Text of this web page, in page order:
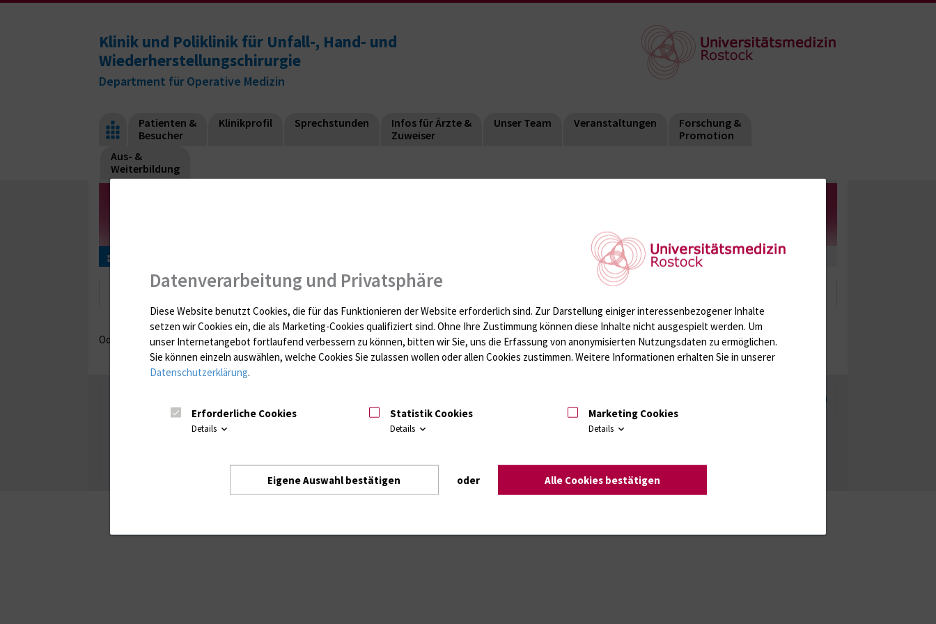
Klinik und Poliklinik für Unfall-, Hand- und
Wiederherstellungschirurgie
Department für Operative Medizin
Patienten &
Besucher
Klinikprofil Sprechstunden
Infos für Ärzte &
Zuweiser
Unser Team Veranstaltungen
Forschung &
Promotion
Aus- &
Weiterbildung
Suche
Oops, an error occurred! Code: 202608070913036e271fb3
Besuchen Sie uns
LinkedIn
Xing
Datenverarbeitung und Privatsphäre
Diese Website benutzt Cookies, die für das Funktionieren der Website erforderlich sind. Zur Darstellung einiger interessenbezogener Inhalte
setzen wir Cookies ein, die als Marketing-Cookies qualifiziert sind. Ohne Ihre Zustimmung können diese Inhalte nicht ausgespielt werden. Um
unser Internetangebot fortlaufend verbessern zu können, bitten wir Sie, uns die Erfassung von anonymisierten Nutzungsdaten zu ermöglichen.
Sie können einzeln auswählen, welche Cookies Sie zulassen wollen oder allen Cookies zustimmen. Weitere Informationen erhalten Sie in unserer
Datenschutzerklärung.
Erforderliche Cookies
Details
Statistik Cookies
Details
Marketing Cookies
Details
Eigene Auswahl bestätigen oder Alle Cookies bestätigen